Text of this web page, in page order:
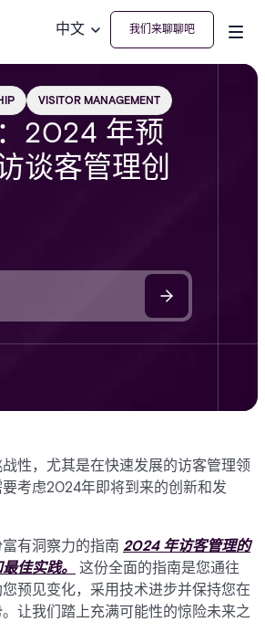
中文 我们来聊聊吧
VISITOR MANAGEMENT
2024 年预
谈客管理创
性，尤其是在快速发展的访客管理领
考虑2024年即将到来的创新和发
有洞察力的指南 2024 年访客管理的
佳实践。
这份全面的指南是您通往
预见变化，采用技术进步并保持您在
让我们踏上充满可能性的惊险未来之